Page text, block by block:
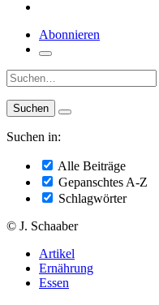
Abonnieren
Suche:
Suchen in:
Alle Beiträge
Gepanschtes A-Z
Schlagwörter
© J. Schaaber
Artikel
Ernährung
Essen